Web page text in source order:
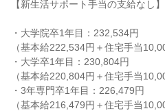
【新生活サポート手当の支給なし】
・大学院卒1年目：232,534円
（基本給222,534円＋住宅手当
・大学卒1年目：230,804円
（基本給220,804円＋住宅手当
・3年専門卒1年目：226,479円
（基本給216,479円＋住宅手当